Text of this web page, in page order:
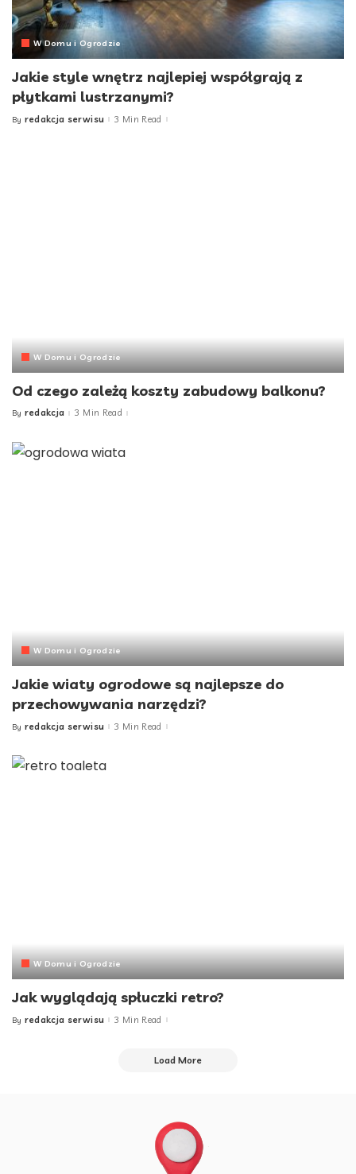
W Domu i Ogrodzie
Jakie style wnętrz najlepiej współgrają z
płytkami lustrzanymi?
Posted
By redakcja serwisu 3 Min Read
W Domu i Ogrodzie
Od czego zależą koszty zabudowy balkonu?
Posted
By redakcja 3 Min Read
W Domu i Ogrodzie
Jakie wiaty ogrodowe są najlepsze do
przechowywania narzędzi?
Posted
By redakcja serwisu 3 Min Read
W Domu i Ogrodzie
Jak wyglądają spłuczki retro?
Posted
By redakcja serwisu 3 Min Read
Load More